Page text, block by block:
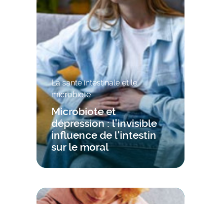
La santé intestinale et le
microbiote
Microbiote et
dépression : l'invisible
influence de l'intestin
sur le moral